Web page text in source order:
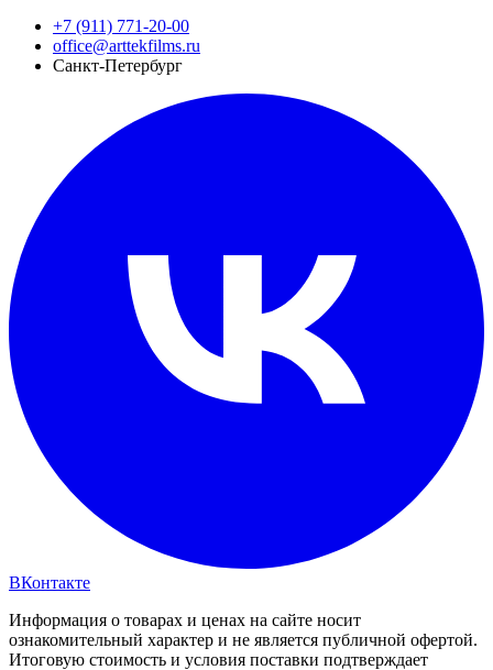
+7 (911) 771-20-00
office@arttekfilms.ru
Санкт-Петербург
ВКонтакте
Информация о товарах и ценах на сайте носит
ознакомительный характер и не является публичной офертой.
Итоговую стоимость и условия поставки подтверждает